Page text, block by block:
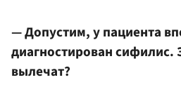
— Допустим, у пациента
диагностирован сифилис.
вылечат?